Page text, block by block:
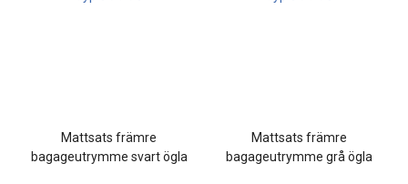
Mattsats främre
bagageutrymme svart ögla
Mattsats främre
bagageutrymme grå ögla